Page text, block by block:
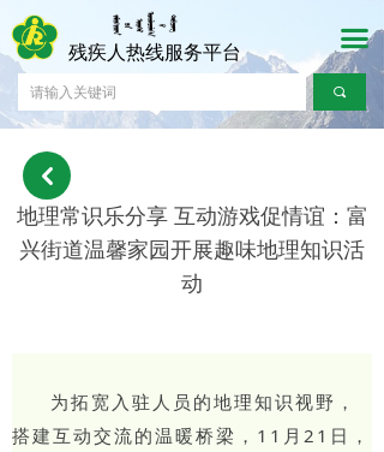
끀
首页
时政要闻
财经产经
文化娱乐
人民访谈
끀
残疾人热线服务平台
끠
地理常识乐分享 互动游戏促情谊：富
兴街道温馨家园开展趣味地理知识活
动
为拓宽入驻人员的地理知识视野，
搭建互动交流的温暖桥梁，11月21日，
낒